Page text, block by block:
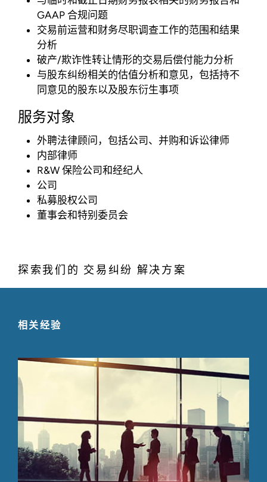
探索我们的 交易纠纷 解决方案
GAAP 合规问题
交易前运营和财务尽职调查工作的范围和结果
分析
破产/欺诈性转让情形的交易后偿付能力分析
与股东纠纷相关的估值分析和意见，包括持不
同意见的股东以及股东衍生事项
服务对象
外聘法律顾问，包括公司、并购和诉讼律师
内部律师
R&W 保险公司和经纪人
公司
私募股权公司
董事会和特别委员会
相关经验